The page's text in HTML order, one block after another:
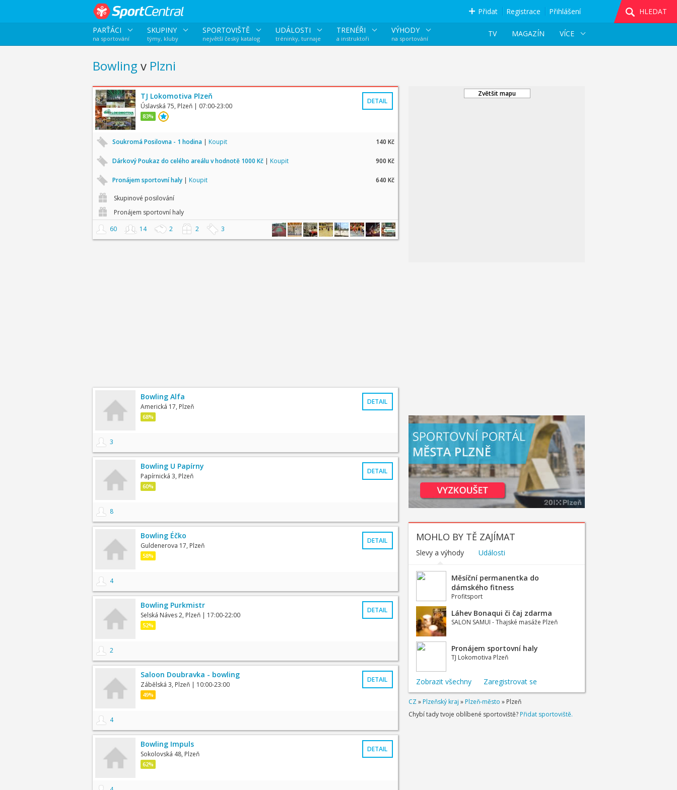
Přidat Registrace Přihlášení
HLEDAT
PARŤÁCI
na sportování
SKUPINY
týmy, kluby
SPORTOVIŠTĚ
největší český katalog
UDÁLOSTI
tréninky, turnaje
TRENÉŘI
a instruktoři
VÝHODY
na sportování
VÍCE
MAGAZÍN
TV
Bowling v Plzni
TJ Lokomotiva Plzeň
Úslavská 75, Plzeň | 07:00-23:00
83%
DETAIL
Soukromá Posilovna - 1 hodina | Koupit 140 Kč
Dárkový Poukaz do celého areálu v hodnotě 1000 Kč | Koupit 900 Kč
Pronájem sportovní haly | Koupit 640 Kč
Skupinové posilování
Pronájem sportovní haly
60
14 2 2 3
Bowling Alfa
Americká 17, Plzeň
68%
DETAIL
3
Bowling U Papírny
Papírnická 3, Plzeň
60%
DETAIL
8
Bowling Éčko
Guldenerova 17, Plzeň
58%
DETAIL
4
Bowling Purkmistr
Selská Náves 2, Plzeň | 17:00-22:00
52%
DETAIL
2
Saloon Doubravka - bowling
Zábělská 3, Plzeň | 10:00-23:00
49%
DETAIL
4
Bowling Impuls
Sokolovská 48, Plzeň
62%
DETAIL
Zvětšit mapu
MOHLO BY TĚ ZAJÍMAT
Slevy a výhody Události
Měsíční permanentka do
dámského fitness
Profitsport
Láhev Bonaqui či čaj zdarma
SALON SAMUI - Thajské masáže Plzeň
Pronájem sportovní haly
TJ Lokomotiva Plzeň
Zobrazit všechny Zaregistrovat se
CZ» Plzeňský kraj » Plzeň-město » Plzeň
Chybí tady tvoje oblíbené sportoviště? Přidat sportoviště.